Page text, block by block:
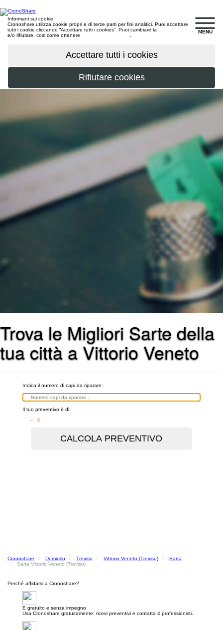
MENU
Informani sui cookie
Cronoshare utilizza cookie propri e di terze parti per fini analitici. Puoi accettare
tutti i cookie cliccando “Accettare tutti i cookies”. Puoi cambiare la
e/o rifiutare, cosi come ottenere
Trova le Migliori Sarte della
tua città a Vittorio Veneto
Indica il numero di capi da riparare:
Il tuo preventivo è di:
– €
Cronoshare Domicilio Treviso Vittorio Veneto (Treviso)
Sarta
Sarta Vittorio Veneto (Treviso)
Perché affidarsi a Cronoshare?
E gratuito e senza impegno
Usa Cronoshare gratuitamente: ricevi preventivi e contatta 4 professionisti.